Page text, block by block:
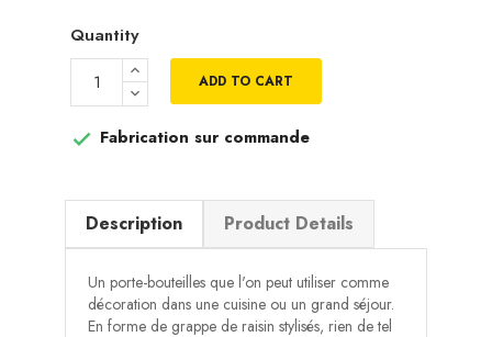
Quantity
ADD TO CART
 Fabrication sur commande
Description Product Details
Un porte-bouteilles que l'on peut utiliser comme
décoration dans une cuisine ou un grand séjour.
En forme de grappe de raisin stylisés, rien de tel